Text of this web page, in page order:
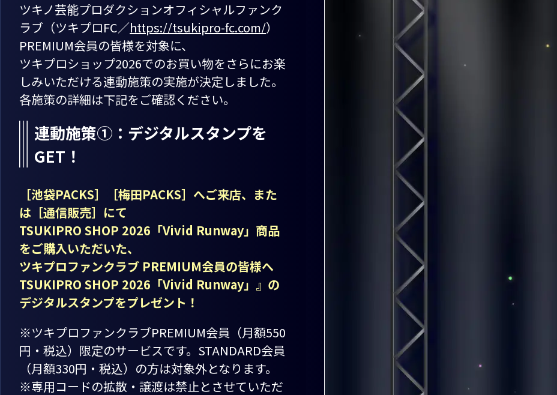
ツキノ芸能プロダクションオフィシャルファンク
ラブ（ツキプロFC／https://tsukipro-fc.com/）
PREMIUM会員の皆様を対象に、
ツキプロショップ2026でのお買い物をさらにお楽
しみいただける連動施策の実施が決定しました。
各施策の詳細は下記をご確認ください。
連動施策①：デジタルスタンプを
GET！
［池袋PACKS］［梅田PACKS］へご来店、また
は［通信販売］にて
TSUKIPRO SHOP 2026「Vivid Runway」商品
をご購入いただいた、
ツキプロファンクラブ PREMIUM会員の皆様へ
TSUKIPRO SHOP 2026「Vivid Runway」』の
デジタルスタンプをプレゼント！
※ツキプロファンクラブPREMIUM会員（月額550
円・税込）限定のサービスです。STANDARD会員
（月額330円・税込）の方は対象外となります。
※専用コードの拡散・譲渡は禁止とさせていただ